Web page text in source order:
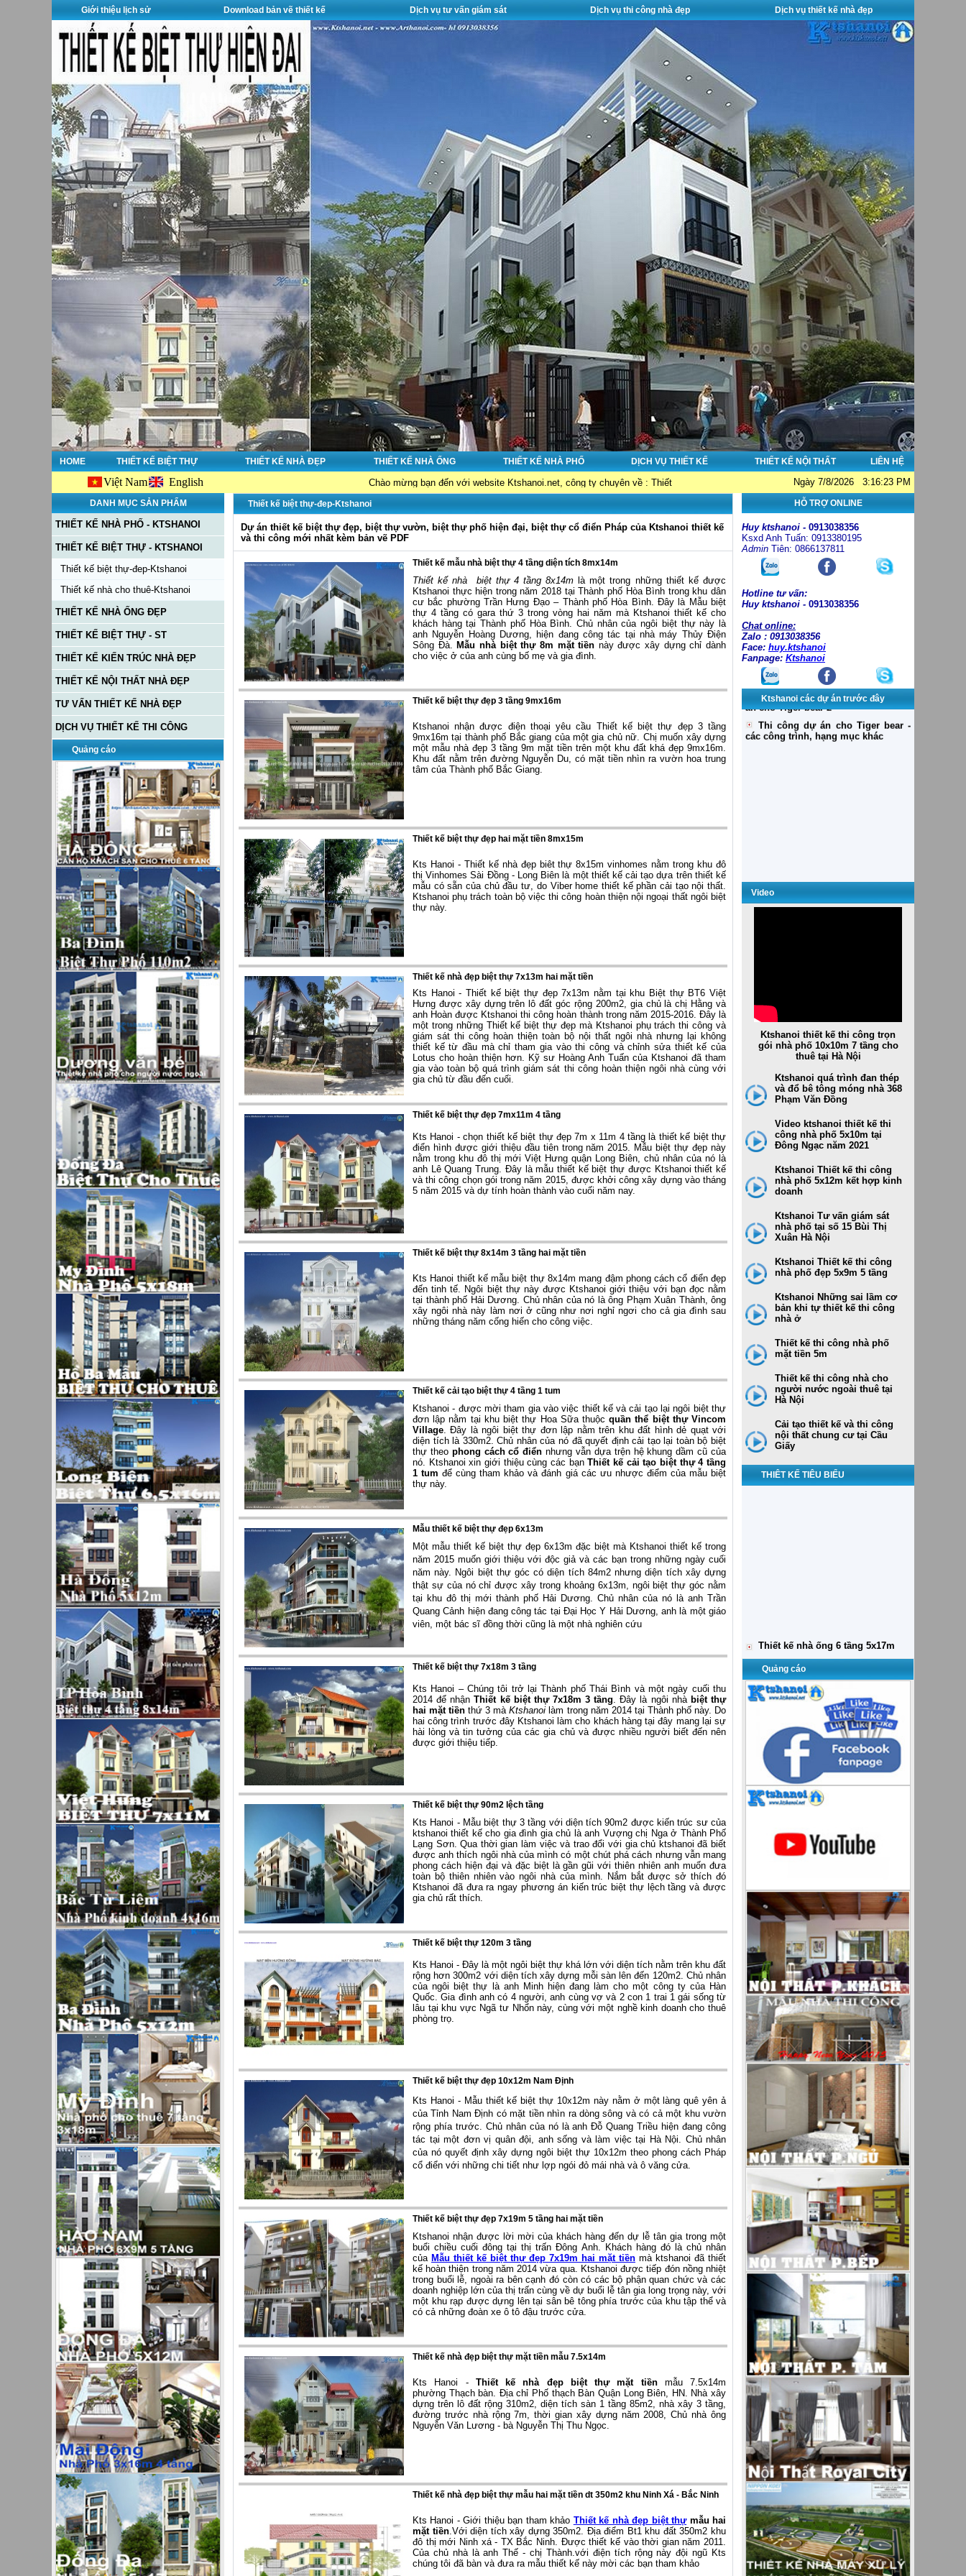
Giới thiệu lịch sử Download bản vẽ thiết kế Dịch vụ tư vấn giám sát Dịch vụ thi công nhà đẹp Dịch vụ thiết kế nhà đẹp
HOME THIẾT KẾ BIỆT THỰ THIẾT KẾ NHÀ ĐẸP THIẾT KẾ NHÀ ỐNG THIẾT KẾ NHÀ PHỐ DỊCH VỤ THIẾT KẾ THIẾT KẾ NỘI THẤT LIÊN HỆ
Việt Nam English Chào mừng bạn đến với website Ktshanoi.net, công ty chuyên về : Thiết kế nhà đẹp - Thi công nhà đẹp - Tư vấn giám sát. Hotline: 0913038356; Email:
Ngày 7/8/2026 3:16:23 PM
DANH MỤC SẢN PHẨM
THIẾT KẾ NHÀ PHỐ - KTSHANOI
THIẾT KẾ BIỆT THỰ - KTSHANOI
Thiết kế biệt thự-đep-Ktshanoi
Thiết kế nhà cho thuê-Ktshanoi
THIẾT KẾ NHÀ ỐNG ĐẸP
THIẾT KẾ BIỆT THỰ - ST
THIẾT KẾ KIẾN TRÚC NHÀ ĐẸP
THIẾT KẾ NỘI THẤT NHÀ ĐẸP
TƯ VẤN THIẾT KẾ NHÀ ĐẸP
DỊCH VỤ THIẾT KẾ THI CÔNG
Quảng cáo
Thiết kế biệt thự-đep-Ktshanoi
Dự án thiết kế biệt thự đẹp, biệt thự vườn, biệt thự phố hiện đại, biệt thự cổ điển Pháp của Ktshanoi thiết kế
và thi công mới nhất kèm bản vẽ PDF
Thiết kế mẫu nhà biệt thự 4 tầng diện tích 8mx14m
Thiết kế nhà biệt thự 4 tầng 8x14m là một trong những thiết kế được
Ktshanoi thực hiện trong năm 2018 tại Thành phố Hòa Bình trong khu dân
cư bắc phường Trần Hưng Đạo – Thành phố Hòa Bình. Đây là Mẫu biệt
thự 4 tầng có gara thứ 3 trong vòng hai năm mà Ktshanoi thiết kế cho
khách hàng tại Thành phố Hòa Bình. Chủ nhân của ngôi biệt thự này là
anh Nguyễn Hoàng Dương, hiện đang công tác tại nhà máy Thủy Điện
Sông Đà. Mẫu nhà biệt thự 8m mặt tiền này được xây dựng chỉ dành
cho việc ở của anh cùng bố mẹ và gia đình.
Thiết kế biệt thự đẹp 3 tầng 9mx16m
Ktshanoi nhận được điện thoại yêu cầu Thiết kế biệt thự đẹp 3 tầng
9mx16m tại thành phố Bắc giang của một gia chủ nữ. Chị muốn xây dựng
một mẫu nhà đẹp 3 tầng 9m mặt tiền trên một khu đất khá đẹp 9mx16m.
Khu đất nằm trên đường Nguyễn Du, có mặt tiền nhìn ra vườn hoa trung
tâm của Thành phố Bắc Giang.
Thiết kế biệt thự đẹp hai mặt tiền 8mx15m
Kts Hanoi - Thiết kế nhà đẹp biêt thự 8x15m vinhomes nằm trong khu đô
thị Vinhomes Sài Đồng - Long Biên là một thiết kế cải tạo dựa trên thiết kế
mẫu có sẵn của chủ đầu tư, do Viber home thiết kế phần cải tạo nội thất.
Ktshanoi phụ trách toàn bộ việc thi công hoàn thiện nội ngoại thất ngôi biệt
thự này.
Thiết kế nhà đẹp biệt thự 7x13m hai mặt tiền
Kts Hanoi - Thiết kế biệt thự đẹp 7x13m nằm tại khu Biệt thự BT6 Việt
Hưng được xây dựng trên lô đất góc rộng 200m2, gia chủ là chị Hằng và
anh Hoàn được Ktshanoi thi công hoàn thành trong năm 2015-2016. Đây là
một trong những Thiết kế biệt thự đẹp mà Ktshanoi phụ trách thi công và
giám sát thi công hoàn thiện toàn bộ nội thất ngôi nhà nhưng lại không
thiết kế từ đầu mà chỉ tham gia vào thi công và chỉnh sửa thiết kế của
Lotus cho hoàn thiện hơn. Kỹ sư Hoàng Anh Tuấn của Ktshanoi đã tham
gia vào toàn bộ quá trình giám sát thi công hoàn thiện ngôi nhà cùng với
gia chủ từ đầu đến cuối.
Thiết kế biệt thự đẹp 7mx11m 4 tầng
Kts Hanoi - chọn thiết kế biệt thự đẹp 7m x 11m 4 tầng là thiết kế biệt thự
điển hình được giới thiệu đầu tiên trong năm 2015. Mẫu biệt thự đẹp này
nằm trong khu đô thị mới Việt Hưng quận Long Biên, chủ nhân của nó là
anh Lê Quang Trung. Đây là mẫu thiết kế biệt thự được Ktshanoi thiết kế
và thi công chọn gói trong năm 2015, được khởi công xây dựng vào tháng
5 năm 2015 và dự tính hoàn thành vào cuối năm nay.
Thiết kế biệt thự 8x14m 3 tầng hai mặt tiền
Kts Hanoi thiết kế mẫu biệt thự 8x14m mang đậm phong cách cổ điển đẹp
đến tinh tế. Ngôi biệt thự này được Ktshanoi giới thiệu với bạn đọc nằm
tại thành phố Hải Dương. Chủ nhân của nó là ông Phạm Xuân Thành, ông
xây ngôi nhà này làm nơi ở cũng như nơi nghỉ ngơi cho cả gia đình sau
những tháng năm cống hiến cho công việc.
Thiết kế cải tạo biệt thự 4 tầng 1 tum
Ktshanoi - được mời tham gia vào việc thiết kế và cải tạo lại ngôi biệt thự
đơn lập nằm tại khu biệt thự Hoa Sữa thuộcquần thể biệt thự Vincom
Village. Đây là ngôi biệt thự đơn lập nằm trên khu đất hình dẻ quạt với
diện tích là 330m2. Chủ nhân của nó đã quyết định cải tạo lại toàn bộ biệt
thự theo phong cách cổ điển nhưng vẫn dựa trện hệ khung dầm cũ của
nó. Ktshanoi xin gi­ới thiệu cùng các bạnThiết kế cải tạo biệt thự 4 tầng
1 tum để cùng tham khảo và đánh giá các ưu nhược điểm của mẫu biệt
thự này.
Mẫu thiết kế biệt thự đẹp 6x13m
Một mẫu thiết kế biệt thự đẹp 6x13m đặc biệt mà Ktshanoi thiết kế trong
năm 2015 muốn giới thiệu với độc giả và các bạn trong những ngày cuối
năm này. Ngôi biệt thự góc có diện tích 84m2 nhưng diện tích xây dựng
thật sự của nó chỉ được xây trong khoảng 6x13m, ngôi biệt thự góc nằm
tại khu đô thị mới thành phố Hải Dương. Chủ nhân của nó là anh Trần
Quang Cảnh hiện đang công tác tại Đại Học Y Hải Dương, anh là một giáo
viên, một bác sĩ đồng thời cũng là một nhà nghiên cứu
Thiết kế biệt thự 7x18m 3 tầng
Kts Hanoi – Chúng tôi trở lại Thành phố Thái Bình và một ngày cuối thu
2014 để nhậnThiết kế biệt thự 7x18m 3 tầng. Đây là ngôi nhà biệt thự
hai mặt tiềnthứ 3 màKtshanoi làm trong năm 2014 tại Thành phố này. Do
hai công trình trước đây Ktshanoi làm cho khách hàng tại đây mang lại sự
hài lòng và tin tưởng của các gia chủ và được nhiều người biết đến nên
được giới thiệu tiếp.
Thiết kế biệt thự 90m2 lệch tầng
Kts Hanoi - Mẫu biệt thự 3 tầng với diện tích 90m2 được kiến trúc sư của
ktshanoi thiết kế cho gia đình gia chủ là anh Vượng chị Nga ở Thành Phố
Lạng Sơn. Qua thời gian làm việc và trao đổi với gia chủ ktshanoi đã biết
được anh thích ngôi nhà của mình có một chút phá cách nhưng vẫn mang
phong cách hiện đại và đặc biệt là gần gũi với thiên nhiên anh muốn đưa
toàn bộ thiên nhiên vào ngôi nhà của mình. Nắm bắt được sở thích đó
Ktshanoi đã đưa ra ngay phương án kiến trúc biệt thự lệch tầng và được
gia chủ rất thích.
Thiết kế biệt thự 120m 3 tầng
Kts Hanoi - Đây là một ngôi biệt thự khá lớn với diện tích nằm trên khu đất
rộng hơn 300m2 với diện tích xây dựng mỗi sàn lên đến 120m2. Chủ nhân
của ngôi biệt thự là anh Minh hiện đang làm cho một công ty của Hàn
Quốc. Gia đình anh có 4 người, anh cùng vợ và 2 con 1 trai 1 gái sống từ
lâu tại khu vực Ngã tư Nhổn này, cùng với một nghề kinh doanh cho thuê
phòng trọ.
Thiết kế biệt thự đẹp 10x12m Nam Định
Kts Hanoi - Mẫu thiết kế biệt thự 10x12m này nằm ở một làng quê yên ả
của Tỉnh Nam Định có mặt tiền nhìn ra dòng sông và có cả một khu vườn
rộng phía trước. Chủ nhân của nó là anh Đỗ Quang Triều hiện đang công
tác tại một đơn vị quân đội, anh sống và làm việc tại Hà Nội. Chủ nhân
của nó quyết định xây dựng ngôi biệt thự 10x12m theo phong cách Pháp
cổ điển với những chi tiết như lợp ngói đỏ mái nhà và ô văng cửa.
Thiết kế biệt thự đẹp 7x19m 5 tầng hai mặt tiền
Ktshanoi nhận được lời mời của khách hàng đến dự lễ tân gia trong một
buổi chiều cuối đông tại thị trấn Đông Anh. Khách hàng đólà chủ nhân
của Mẫu thiết kế biệt thự đẹp 7x19m hai mặt tiền mà ktshanoi đã thiết
kế hoàn thiện trong năm 2014 vừa qua. Ktshanoi được tiếp đón nồng nhiệt
trong buổi lễ, ngoài ra bên cạnh đó còn có các bộ phận quan chức và các
doanh nghiệp lớn của thị trấn cùng về dự buổi lễ tân gia long trọng này, với
một khu rạp được dựng lên tại sân bê tông phía trước của khu tập thể và
có cả những đoàn xe ô tô đậu trước cửa.
Thiết kế nhà đẹp biệt thự mặt tiền mẫu 7.5x14m
Kts Hanoi -Thiết kế nhà đẹp biệt thự mặt tiềnmẫu 7.5x14m
phường Thạch bàn. Địa chỉ Phố thạch Bàn Quận Long Biên, HN. Nhà xây
dựng trên lô đất rộng 310m2, diện tích sàn 1 tầng 85m2, nhà xây 3 tầng,
đường trước nhà rộng 7m, thời gian xây dựng năm 2008, Chủ nhà ông
Nguyễn Văn Lương - bà Nguyễn Thị Thu Ngọc.
Thiết kế nhà đẹp biệt thự mẫu hai mặt tiền dt 350m2 khu Ninh Xá - Bắc Ninh
Kts Hanoi - Giới thiệu bạn tham khảo Thiết kế nhà đẹp biệt thựmẫu hai
mặt tiền.Với diện tích xây dựng 350m2. Địa điểm Bt1 khu đất 350m2 khu
đô thị mới Ninh xá - TX Bắc Ninh. Được thiết kế vào thời gian năm 2011.
Của chủ nhà là anh Thế - chị Thành.với điện tích rộng này đội ngũ Kts
chúng tôi đã bàn và đưa ra mẫu thiết kế này mời các bạn tham khảo
HỖ TRỢ ONLINE
Huy ktshanoi - 0913038356
Ksxd Anh Tuấn: 0913380195
Admin Tiên: 0866137811
Hotline tư vấn:
Huy ktshanoi - 0913038356
Chat online:
Zalo : 0913038356
Face: huy.ktshanoi
Fanpage: Ktshanoi
Ktshanoi các dự án trước đây
Invest Group
Khách sạn Dân Chủ, Trụ sở làm
Thi công dự án cho Tiger bear -
Video
Ktshanoi thiết kế thi công trọn
gói nhà phố 10x10m 7 tầng cho
thuê tại Hà Nội
Ktshanoi quá trình đan thép
và đổ bê tông móng nhà 368
Phạm Văn Đồng
Video ktshanoi thiết kế thi
công nhà phố 5x10m tại
Đông Ngạc năm 2021
Ktshanoi Thiết kế thi công
nhà phố 5x12m kết hợp kinh
doanh
Ktshanoi Tư vấn giám sát
nhà phố tại số 15 Bùi Thị
Xuân Hà Nội
Ktshanoi Thiết kế thi công
nhà phố đẹp 5x9m 5 tầng
Ktshanoi Những sai lầm cơ
bản khi tự thiết kế thi công
nhà ở
Thiết kế thi công nhà phố
mặt tiền 5m
Thiết kế thi công nhà cho
người nước ngoài thuê tại
Hà Nội
Cải tạo thiết kế và thi công
nội thất chung cư tại Cầu
Giấy
THIÊT KẾ TIÊU BIỂU
Thiết kế nhà ống 5x16m 4 tầng
Thiết kế biệt thự cho thuê văn
phòng và căn hộ
Thiết kế biệt thự 7x18m Thái Bình
Quảng cáo